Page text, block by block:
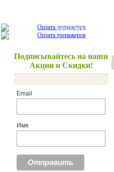
Красота и здоровье
Подписывайтесь на наши
Акции и Скидки!
Email
Имя